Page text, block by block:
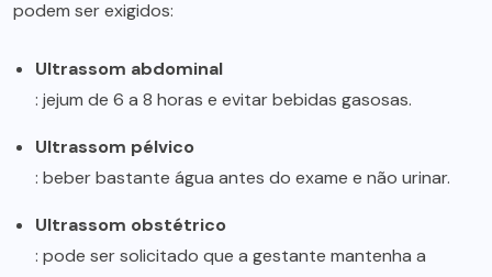
podem ser exigidos:
Ultrassom abdominal
: jejum de 6 a 8 horas e evitar bebidas gasosas.
Ultrassom pélvico
: beber bastante água antes do exame e não urinar.
Ultrassom obstétrico
: pode ser solicitado que a gestante mantenha a